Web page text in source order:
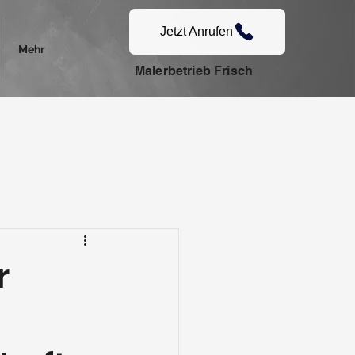
Mehr
Jetzt Anrufen
Malerbetrieb Frisch